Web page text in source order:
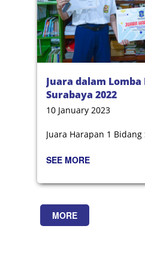
Juara dalam
Surabaya 2022
10 January 2023
Juara Harapan 1 Bidang
SEE MORE
MORE